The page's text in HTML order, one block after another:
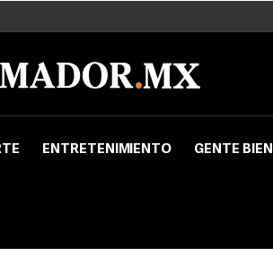
ENTRETENIMIENTO GENTE BIEN